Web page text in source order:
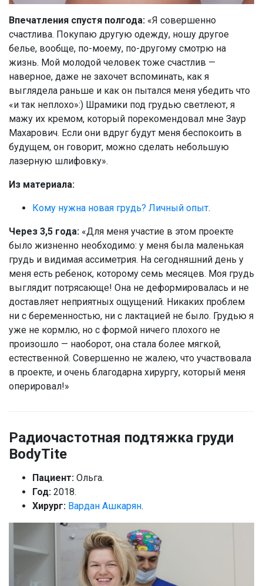
Впечатления спустя полгода: «Я совершенно
счастлива. Покупаю другую одежду, ношу другое
белье, вообще, по-моему, по-другому смотрю на
жизнь. Мой молодой человек тоже счастлив —
наверное, даже не захочет вспоминать, как я
выглядела раньше и как он пытался меня убедить что
«и так неплохо»:) Шрамики под грудью светлеют, я
мажу их кремом, который порекомендовал мне Заур
Махарович. Если они вдруг будут меня беспокоить в
будущем, он говорит, можно сделать небольшую
лазерную шлифовку».
Из материала:
Кому нужна новая грудь? Личный опыт.
Через 3,5 года: «Для меня участие в этом проекте
было жизненно необходимо: у меня была маленькая
грудь и видимая ассиметрия. На сегодняшний день у
меня есть ребенок, которому семь месяцев. Моя грудь
выглядит потрясающе! Она не деформировалась и не
доставляет неприятных ощущений. Никаких проблем
ни с беременностью, ни с лактацией не было. Грудью я
уже не кормлю, но с формой ничего плохого не
произошло — наоборот, она стала более мягкой,
естественной. Совершенно не жалею, что участвовала
в проекте, и очень благодарна хирургу, который меня
оперировал!»
Радиочастотная подтяжка груди
BodyTite
Пациент: Ольга.
Год: 2018.
Хирург: Вардан Ашкарян.